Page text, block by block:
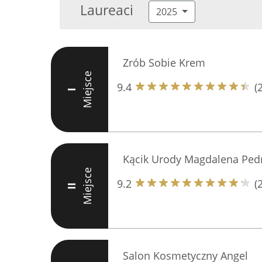
Laureaci 2025
I Miejsce
Zrób Sobie Krem
9.4
II Miejsce
Kącik Urody Magdalena
9.2
Salon Kosmetyczny Angel